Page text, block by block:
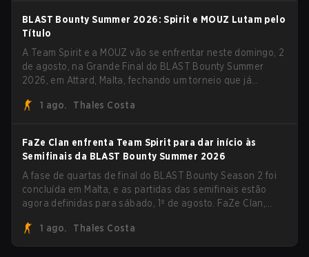
BLAST Bounty Summer 2026: Spirit e MOUZ Lutam pelo
Título
A Team Spirit e a MOUZ vão se enfrentar neste domingo, 2
de agosto, na Grande Final do BLAST Bounty Summer
2026, em Attard, Malta, fechando um torneio que já
1 ago.
Thales Costa
FaZe Clan enfrenta Team Spirit para dar início às
Semifinais da BLAST Bounty Summer 2026
A fase de quartas de final do BLAST Bounty Season 2 foi
concluída em Malta, e as partidas das semifinais estão
agora definidas para sábado, 1º de agosto. FaZe Clan,
ainda lutando pelo troféu, enquanto paiN Gaming se
tornou a última equipe eliminada da chave.
1 ago. Thales Costa